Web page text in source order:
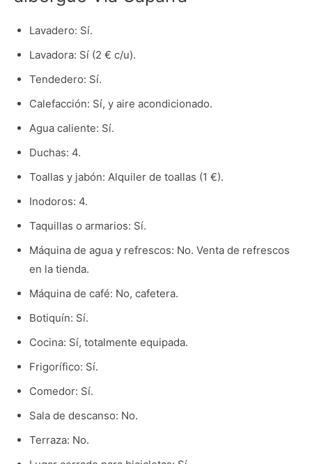
Lavadero: Sí.
Lavadora: Sí (2 € c/u).
Tendedero: Sí.
Calefacción: Sí, y aire acondicionado.
Agua caliente: Sí.
Duchas: 4.
Toallas y jabón: Alquiler de toallas (1 €).
Inodoros: 4.
Taquillas o armarios: Sí.
Máquina de agua y refrescos: No. Venta de refrescos
en la tienda.
Máquina de café: No, cafetera.
Botiquín: Sí.
Cocina: Sí, totalmente equipada.
Frigorífico: Sí.
Comedor: Sí.
Sala de descanso: No.
Terraza: No.